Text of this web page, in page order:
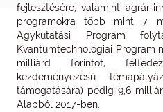
fejlesztésére, valamint agrár-
programokra több mint 7
Agykutatási Program
Kvantumtechnológiai Program
milliárd forintot,
kezdeményezésű
támogatására) pedig 9,6
Alapból 2017-ben.